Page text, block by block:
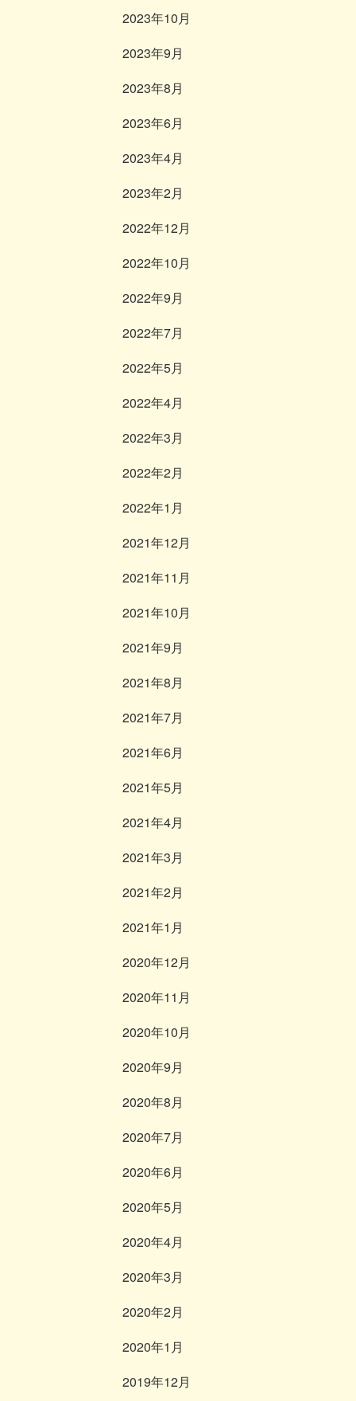
2023年10月
2023年9月
2023年8月
2023年6月
2023年4月
2023年2月
2022年12月
2022年10月
2022年9月
2022年7月
2022年5月
2022年4月
2022年3月
2022年2月
2022年1月
2021年12月
2021年11月
2021年10月
2021年9月
2021年8月
2021年7月
2021年6月
2021年5月
2021年4月
2021年3月
2021年2月
2021年1月
2020年12月
2020年11月
2020年10月
2020年9月
2020年8月
2020年7月
2020年6月
2020年5月
2020年4月
2020年3月
2020年2月
2020年1月
2019年12月